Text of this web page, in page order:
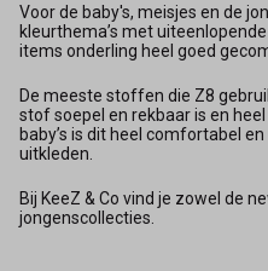
Voor de baby's, meisjes en de
kleurthema’s met
items onderling heel goed
De meeste stoffen die Z8
stof soepel en rekbaar is en
baby’s is dit heel comfortabel
uitkleden.
Bij KeeZ & Co vind je zowel de
jongenscollecties.